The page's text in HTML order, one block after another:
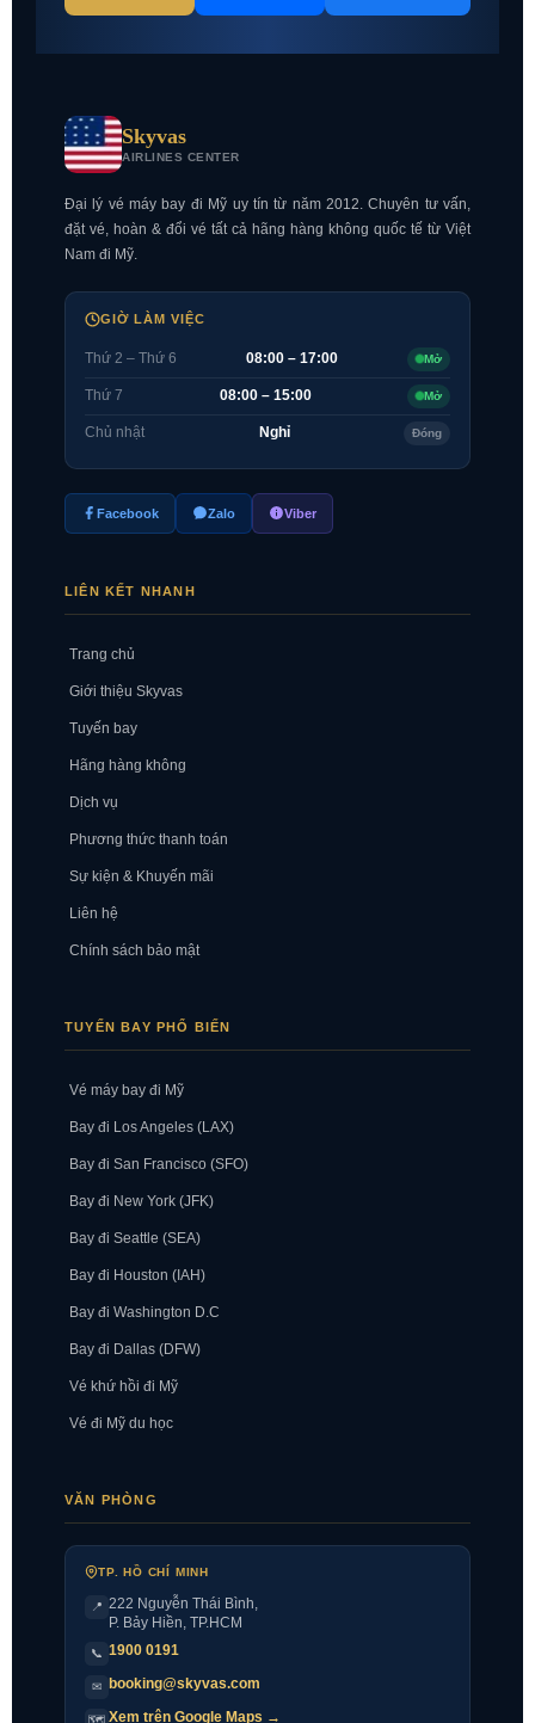
Skyvas
AIRLINES CENTER
Đại lý vé máy bay đi Mỹ uy tín từ năm 2012. Chuyên tư vấn,
đặt vé, hoàn & đổi vé tất cả hãng hàng không quốc tế từ Việt
Nam đi Mỹ.
GIỜ LÀM VIỆC
Thứ 2 – Thứ 6 08:00 – 17:00 Mở
Thứ 7 08:00 – 15:00 Mở
Chủ nhật Nghỉ Đóng
Facebook Zalo Viber
LIÊN KẾT NHANH
Trang chủ
Giới thiệu Skyvas
Tuyến bay
Hãng hàng không
Dịch vụ
Phương thức thanh toán
Sự kiện & Khuyến mãi
Liên hệ
Chính sách bảo mật
TUYẾN BAY PHỔ BIẾN
Vé máy bay đi Mỹ
Bay đi Los Angeles (LAX)
Bay đi San Francisco (SFO)
Bay đi New York (JFK)
Bay đi Seattle (SEA)
Bay đi Houston (IAH)
Bay đi Washington D.C
Bay đi Dallas (DFW)
Vé khứ hồi đi Mỹ
Vé đi Mỹ du học
VĂN PHÒNG
TP. HỒ CHÍ MINH
📍 222 Nguyễn Thái Bình,
P. Bảy Hiền, TP.HCM
📞 1900 0191
✉ booking@skyvas.com
🗺 Xem trên Google Maps →